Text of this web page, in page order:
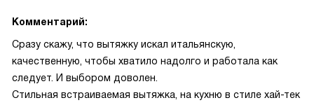
Комментарий:
Сразу скажу, что вытяжку искал итальянскую,
качественную, чтобы хватило надолго и работала как
следует. И выбором доволен.
Стильная встраиваемая вытяжка, на кухню в стиле хай-тек